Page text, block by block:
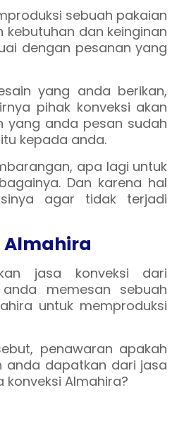
sebuah pakaian
dan keinginan
dengan pesanan yang
yang anda berikan,
pihak konveksi akan
yang anda pesan sudah
kepada anda.
apa lagi untuk
Dan karena hal
agar tidak terjadi
Almahira
jasa konveksi dari
memesan sebuah
untuk memproduksi
penawaran apakah
anda dapatkan dari jasa
konveksi Almahira?